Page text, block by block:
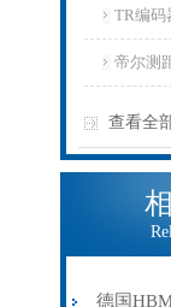
TR编码
帝尔测
查看全